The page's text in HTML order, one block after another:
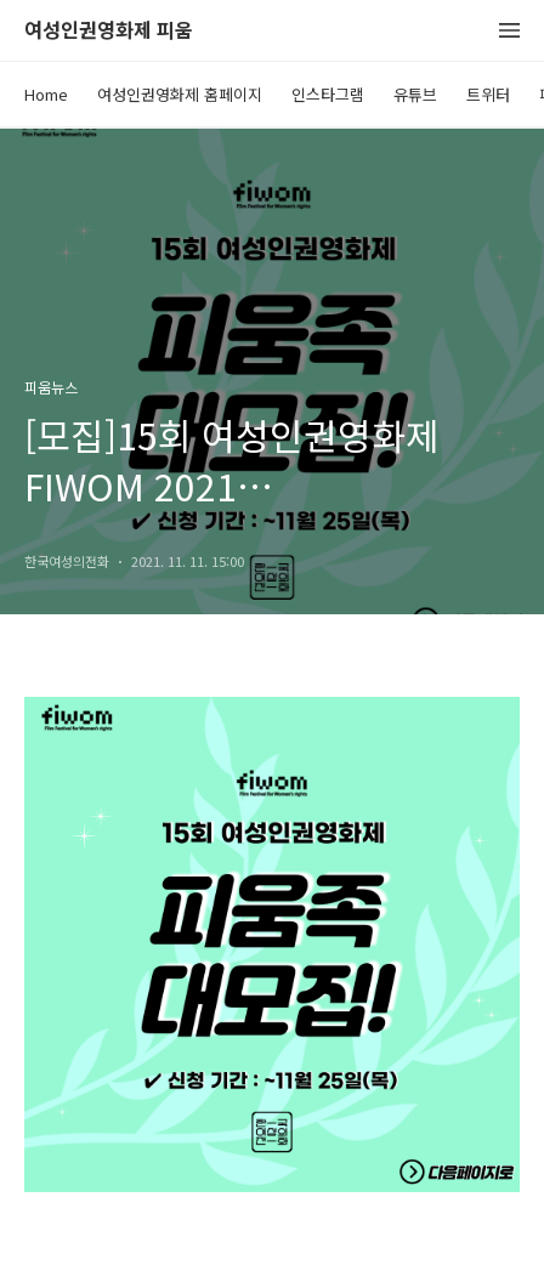
여성인권영화제 피움
Home 여성인권영화제 홈페이지 인스타그램 유튜브 트위터
피움뉴스
[모집]15회 여성인권영화제
FIWOM 2021
‘피움족’(자원활동가) 모집
한국여성의전화 2021. 11. 11. 15:00